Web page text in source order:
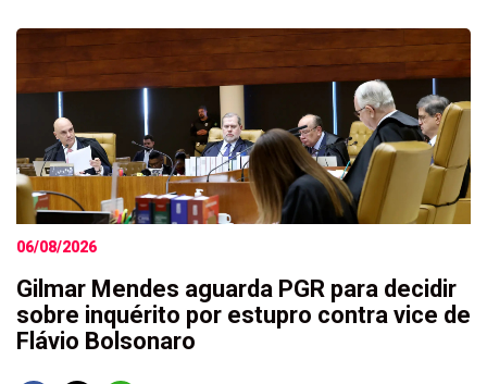
06/08/2026
Gilmar Mendes aguarda PGR para decidir
sobre inquérito por estupro contra vice de
Flávio Bolsonaro